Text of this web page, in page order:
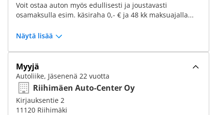
Voit ostaa auton myös edullisesti ja joustavasti
osamaksulla esim. käsiraha 0,- € ja 48 kk maksuajalla...
Näytä lisää
Myyjä
Autoliike, Jäsenenä 22 vuotta
Riihimäen Auto-Center Oy
Kirjauksentie 2
11120 Riihimäki